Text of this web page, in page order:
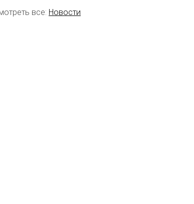
все: Новости